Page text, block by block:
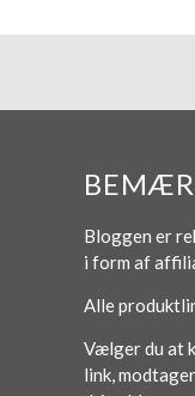
Bloggen er
i form af
Alle
Vælger du at
link,